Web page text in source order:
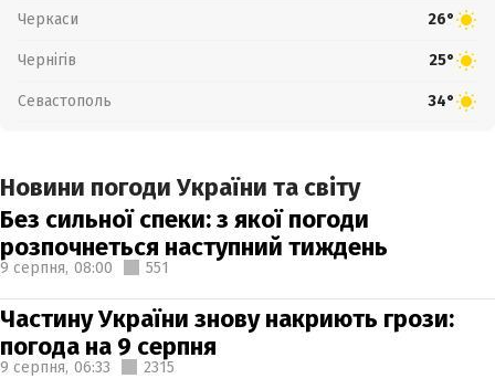
Черкаси 26°
Чернігів 25°
Севастополь 34°
Новини погоди України та світу
Без сильної спеки: з якої погоди
розпочнеться наступний тиждень
9 серпня, 08:00 551
Частину України знову накриють грози:
погода на 9 серпня
9 серпня, 06:33 2315